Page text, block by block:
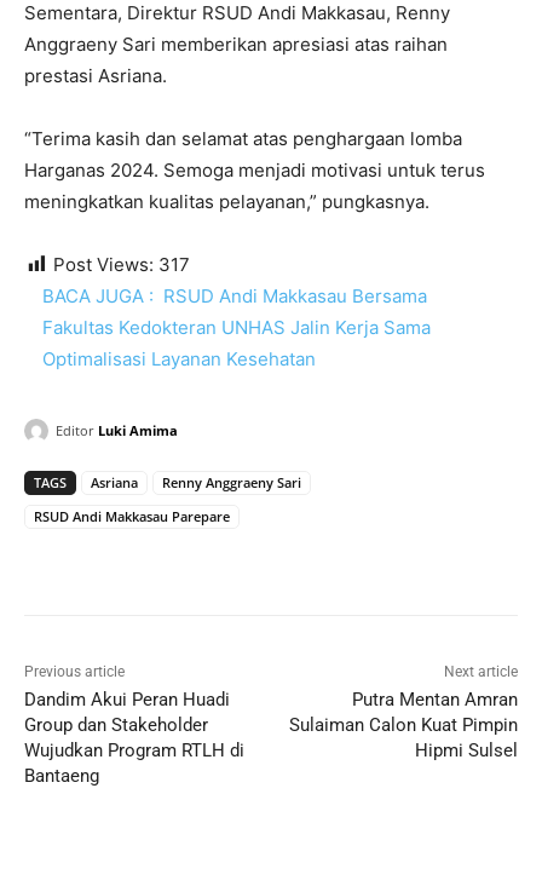
Sementara, Direktur RSUD Andi Makkasau, Renny
Anggraeny Sari memberikan apresiasi atas raihan
prestasi Asriana.
“Terima kasih dan selamat atas penghargaan lomba
Harganas 2024. Semoga menjadi motivasi untuk terus
meningkatkan kualitas pelayanan,” pungkasnya.
Post Views: 317
BACA JUGA : RSUD Andi Makkasau Bersama
Fakultas Kedokteran UNHAS Jalin Kerja Sama
Optimalisasi Layanan Kesehatan
Editor Luki Amima
TAGS Asriana
Renny Anggraeny Sari
RSUD Andi Makkasau Parepare
Previous article
Dandim Akui Peran Huadi
Group dan Stakeholder
Wujudkan Program RTLH di
Bantaeng
Next article
Putra Mentan Amran
Sulaiman Calon Kuat Pimpin
Hipmi Sulsel